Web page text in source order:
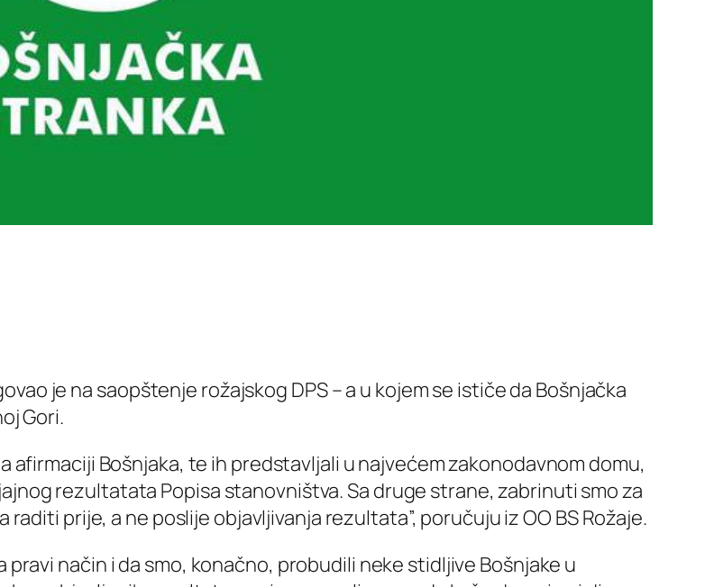
je na saopštenje rožajskog DPS – a u kojem se ističe da Bošnjačka
Gori.
afirmaciji Bošnjaka, te ih predstavljali u najvećem zakonodavnom domu,
rezultatata Popisa stanovništva. Sa druge strane, zabrinuti smo za
prije, a ne poslije objavljivanja rezultata”, poručuju iz OO BS Rožaje.
način i da smo, konačno, probudili neke stidljive Bošnjake u